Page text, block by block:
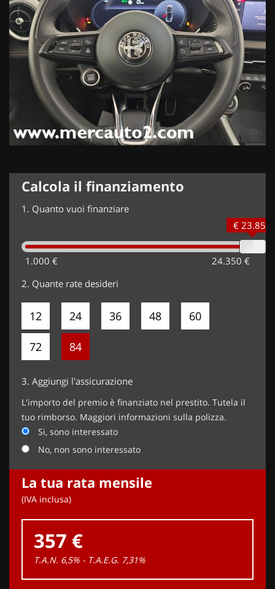
Calcola il finanziamento
1. Quanto vuoi finanziare
1.000 € 24.350 €
€ 23.850
2. Quante rate desideri
12 24 36 48 60
72 84
3. Aggiungi l'assicurazione
L'importo del premio è finanziato nel prestito. Tutela il
tuo rimborso. Maggiori informazioni sulla polizza.
Si, sono interessato
No, non sono interessato
La tua rata mensile
(IVA inclusa)
357 €
T.A.N. 6,5% - T.A.E.G. 7,31%